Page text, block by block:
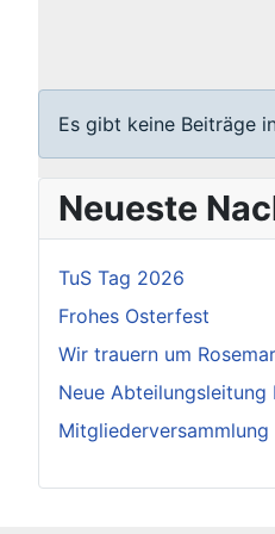
Information
Es gibt keine Beiträge
Neueste
TuS Tag 2026
Frohes Osterfest
Wir trauern um
Neue Abteilungsleitung